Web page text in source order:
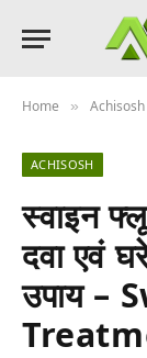
Home » Achisosh
ACHISOSH
स्वाइन
दवा एवं
उपाय –